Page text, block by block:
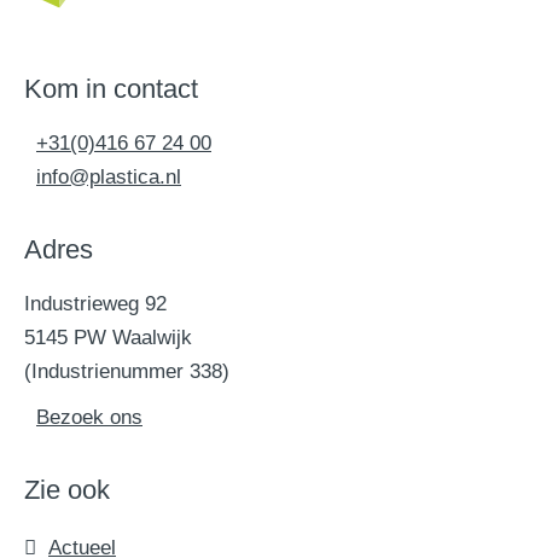
Kom in contact
+31(0)416 67 24 00
info@plastica.nl
Adres
Industrieweg 92
5145 PW Waalwijk
(Industrienummer 338)
Bezoek ons
Zie ook
Actueel